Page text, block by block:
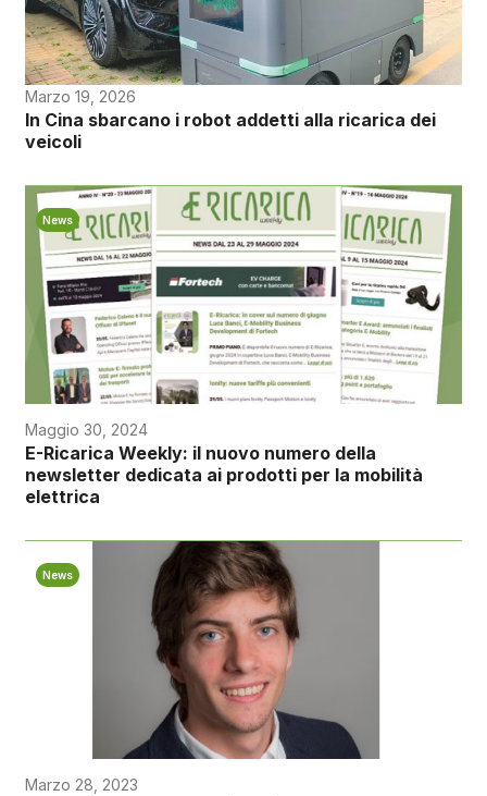
Marzo 19, 2026
In Cina sbarcano i robot addetti alla ricarica dei
veicoli
News
Maggio 30, 2024
E-Ricarica Weekly: il nuovo numero della
newsletter dedicata ai prodotti per la mobilità
elettrica
News
Marzo 28, 2023